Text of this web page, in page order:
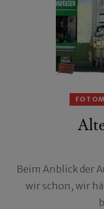
Beim Anblick der
wir schon, wir